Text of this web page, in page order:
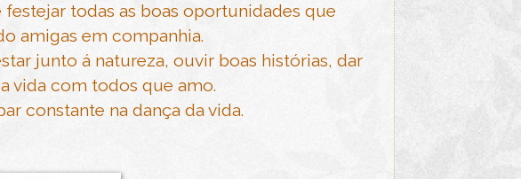
todas as boas oportunidades que
amigas em companhia.
junto á natureza, ouvir boas histórias, dar
vida com todos que amo.
constante na dança da vida.